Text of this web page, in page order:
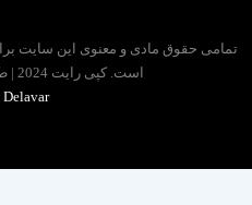
حقوق مادی و معنوی این سایت برای
است. کپی رایت 2024 | طراحی و توسعه توسط
Amin Delavar